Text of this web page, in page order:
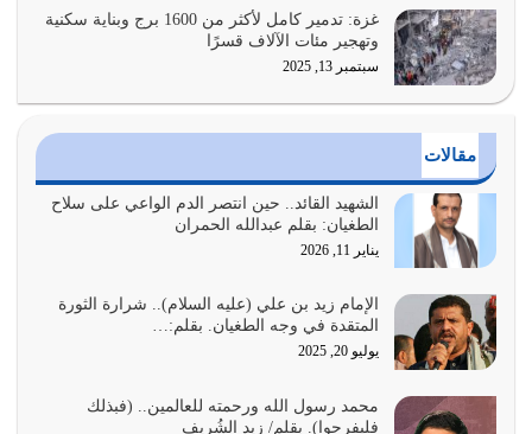
يوليو 26, 2026
أراد الله لهذه الأمة ان تكون خير امة أخرجت للناس بالنهوض
الدين الذي شرعه الله لا يجوز أن يخضع لآرائنا وأهوائنا
واجتهاداتنا لأننا سنختلف ونتفرق
يوليو 24, 2026
أمة عاجزة عن النهوض…
يوليو 23, 2026
بحبل الله جميعاً وليس كل…
غزة: تدمير كامل لأكثر من 1600 برج وبناية سكنية
وتهجير مئات الآلاف قسرًا
سبتمبر 13, 2025
مقالات
الشهيد القائد.. حين انتصر الدم الواعي على سلاح
الطغيان: بقلم عبدالله الحمران
يناير 11, 2026
الإمام زيد بن علي (عليه السلام).. شرارة الثورة
المتقدة في وجه الطغيان. بقلم:…
يوليو 20, 2025
محمد رسول الله ورحمته للعالمين.. (فبذلك
فليفرحوا). بقلم/ زيد الشُريف